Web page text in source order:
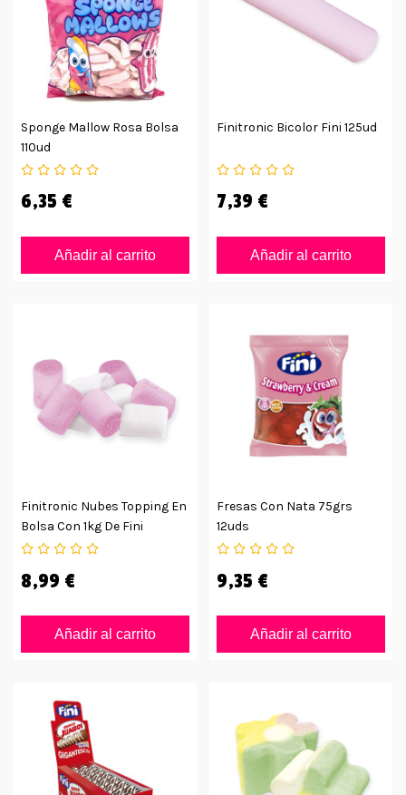
Sponge Mallow Rosa Bolsa
110ud
6,35 €
Añadir al carrito
Finitronic Bicolor Fini 125ud
7,39 €
Añadir al carrito
Finitronic Nubes Topping En
Bolsa Con 1kg De Fini
8,99 €
Añadir al carrito
Fresas Con Nata 75grs
12uds
9,35 €
Añadir al carrito